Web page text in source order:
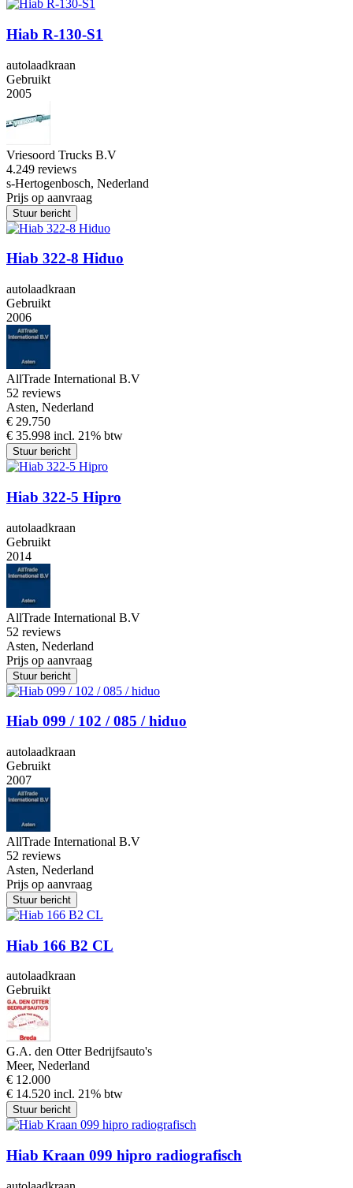
Hiab R-130-S1
autolaadkraan
Gebruikt
2005
Vriesoord Trucks B.V
4.249 reviews
s-Hertogenbosch, Nederland
Prijs op aanvraag
Stuur bericht
Hiab 322-8 Hiduo
autolaadkraan
Gebruikt
2006
AllTrade International B.V
52 reviews
Asten, Nederland
€ 29.750
€ 35.998 incl. 21% btw
Stuur bericht
Hiab 322-5 Hipro
autolaadkraan
Gebruikt
2014
AllTrade International B.V
52 reviews
Asten, Nederland
Prijs op aanvraag
Stuur bericht
Hiab 099 / 102 / 085 / hiduo
autolaadkraan
Gebruikt
2007
AllTrade International B.V
52 reviews
Asten, Nederland
Prijs op aanvraag
Stuur bericht
Hiab 166 B2 CL
autolaadkraan
Gebruikt
G.A. den Otter Bedrijfsauto's
Meer, Nederland
€ 12.000
€ 14.520 incl. 21% btw
Stuur bericht
Hiab Kraan 099 hipro radiografisch